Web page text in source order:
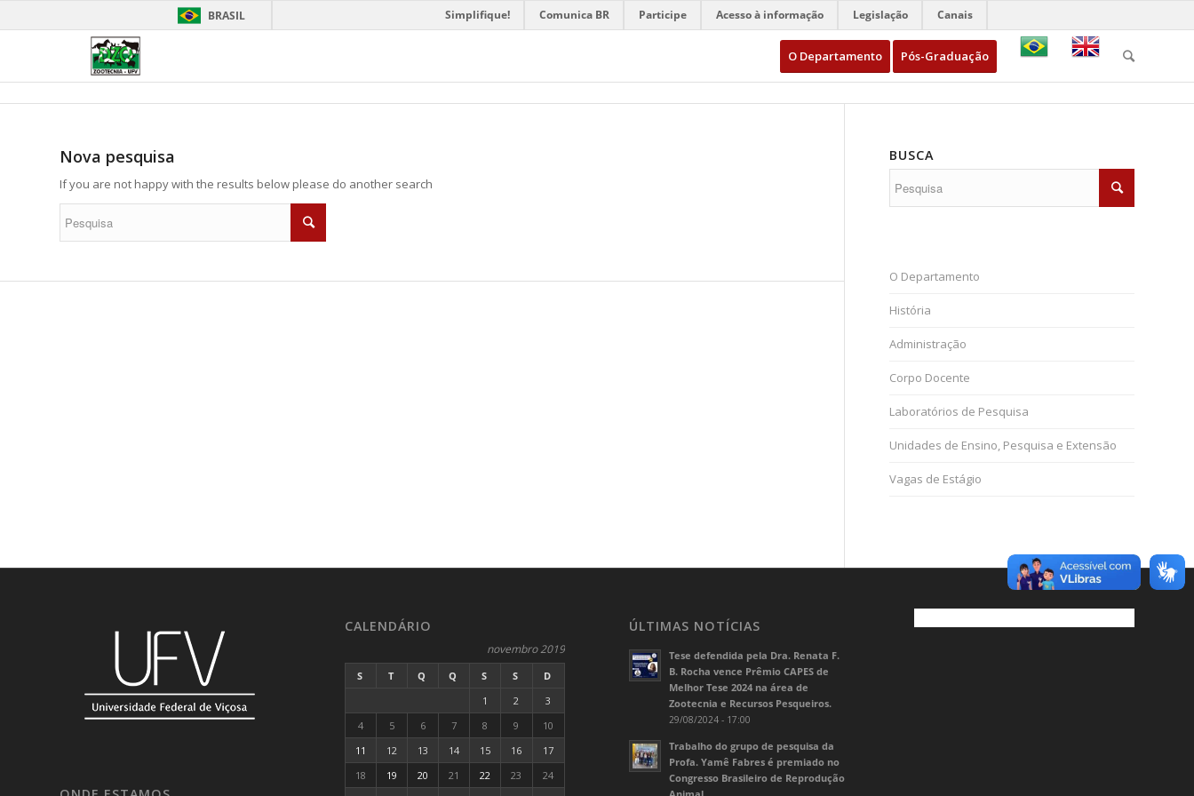
BRASIL Simplifique! Comunica BR Participe Acesso à informação Legislação Canais
O Departamento Pós-Graduação
Nova pesquisa
If you are not happy with the results below please do another search
BUSCA
O Departamento
História
Administração
Corpo Docente
Laboratórios de Pesquisa
Unidades de Ensino, Pesquisa e Extensão
Vagas de Estágio
CALENDÁRIO
novembro 2019
S T Q Q S S
D
1
2
3
4
5 6 7 8 9
10
11
12 13 14 15 16
17
18
19 20 21 22 23
24
ÚLTIMAS NOTÍCIAS
Tese defendida pela Dra. Renata F.
B. Rocha vence Prêmio CAPES de
Melhor Tese 2024 na área de
Zootecnia e Recursos Pesqueiros.
29/08/2024 - 17:00
Trabalho do grupo de pesquisa da
Profa. Yamê Fabres é premiado no
Congresso Brasileiro de Reprodução